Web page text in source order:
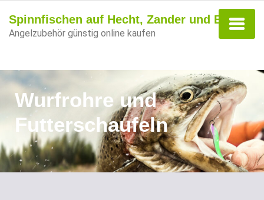
Spinnfischen auf Hecht, Zander und Barsch
Angelzubehör günstig online kaufen
Wurfrohre und
Futterschaufeln